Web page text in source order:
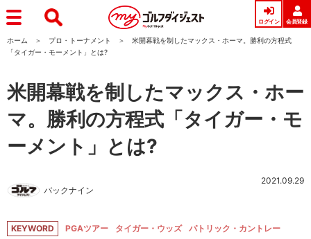
ログイン 会員登録
ホーム プロ・トーナメント
米開幕戦を制したマックス・ホーマ。勝利の方程式
「タイガー・モーメント」とは?
米開幕戦を制したマックス・ホー
マ。勝利の方程式「タイガー・モ
ーメント」とは?
バックナイン
2021.09.29
KEYWORD PGAツアー タイガー・ウッズ
パトリック・カントレー